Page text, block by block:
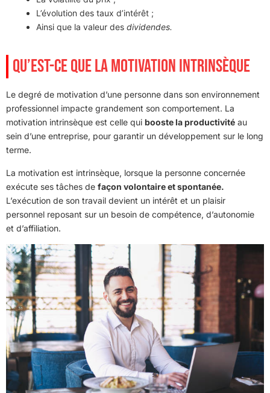
L’évolution des taux d’intérêt ;
Ainsi que la valeur des dividendes.
QU’EST-CE QUE LA MOTIVATION INTRINSÈQUE
Le degré de motivation d’une personne dans son environnement
professionnel impacte grandement son comportement. La
motivation intrinsèque est celle qui booste la productivité au
sein d’une entreprise, pour garantir un développement sur le long
terme.
La motivation est intrinsèque, lorsque la personne concernée
exécute ses tâches de façon volontaire et spontanée.
L’exécution de son travail devient un intérêt et un plaisir
personnel reposant sur un besoin de compétence, d’autonomie
et d’affiliation.